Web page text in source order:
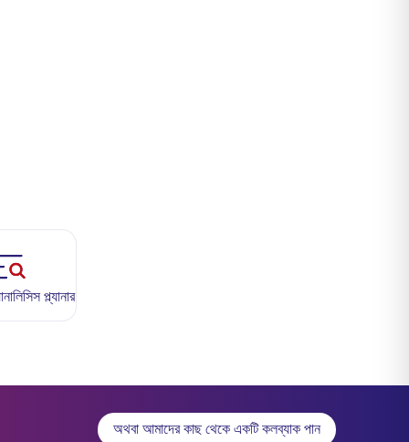
প্ল্যানার
অথবা আমাদের কাছ থেকে একটি কলব্যাক পান